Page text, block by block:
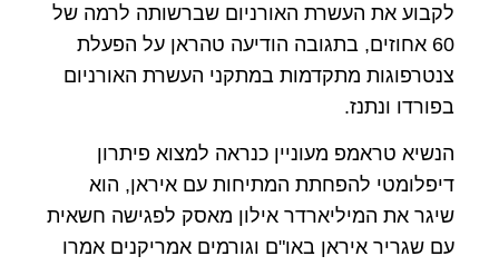
לקבוע את העשרת האורניום שברשותה לרמה של
60 אחוזים, בתגובה הודיעה טהראן על הפעלת
צנטרפוגות מתקדמות במתקני העשרת האורניום
בפורדו ונתנז.
הנשיא טראמפ מעוניין כנראה למצוא פיתרון
דיפלומטי להפחתת המתיחות עם איראן, הוא
שיגר את המיליארדר אילון מאסק לפגישה חשאית
עם שגריר איראן באו"ם וגורמים אמריקנים אמרו